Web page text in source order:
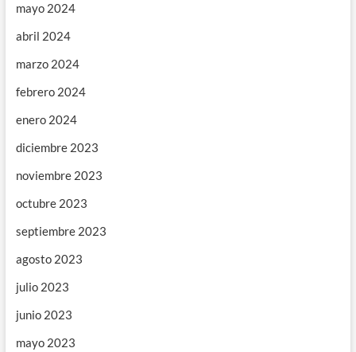
mayo 2024
abril 2024
marzo 2024
febrero 2024
enero 2024
diciembre 2023
noviembre 2023
octubre 2023
septiembre 2023
agosto 2023
julio 2023
junio 2023
mayo 2023